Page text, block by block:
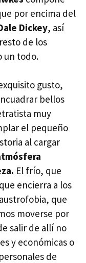
por encima del
Dickey, así
de los
un todo.
gusto,
bellos
muy
el pequeño
al cargar
El frío, que
encierra a los
que
moverse por
salir de allí no
y económicas o
de